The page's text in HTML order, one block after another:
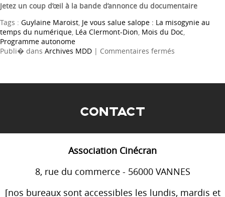
Jetez un coup d’œil à la bande d’annonce du documentaire
Tags : Guylaine Maroist Je vous salue salope : La misogynie au
temps du numérique Léa Clermont-Dion Mois du Doc
Programme autonome
Publi� dans Archives MDD | Commentaires fermés
temps
CONTACT
Association Cinécran
8, rue du commerce - 56000 VANNES
[nos bureaux sont accessibles les lundis, mardis et